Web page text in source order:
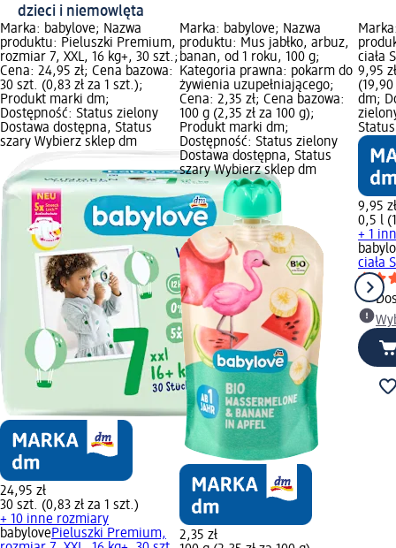
dzieci i niemowlęta
Marka: babylove; Nazwa
produktu: Pieluszki Premium,
rozmiar 7, XXL, 16 kg+, 30 szt.;
Cena: 24,95 zł; Cena bazowa:
30 szt. (0,83 zł za 1 szt.);
Produkt marki dm;
Dostępność: Status zielony
Dostawa dostępna, Status
szary Wybierz sklep dm
24,95 zł
30 szt. (0,83 zł za 1 szt.)
+ 10 inne rozmiary
babylovePieluszki Premium,
Marka: babylove; Nazwa
produktu: Mus jabłko, arbuz,
banan, od 1 roku, 100 g;
Kategoria prawna: pokarm do
żywienia uzupełniającego;
Cena: 2,35 zł; Cena bazowa:
100 g (2,35 zł za 100 g);
Produkt marki dm;
Dostępność: Status zielony
Dostawa dostępna, Status
szary Wybierz sklep dm
2,35 zł
ciała
9,95
dm;
9,95
0,5 l
+ 1
ciała